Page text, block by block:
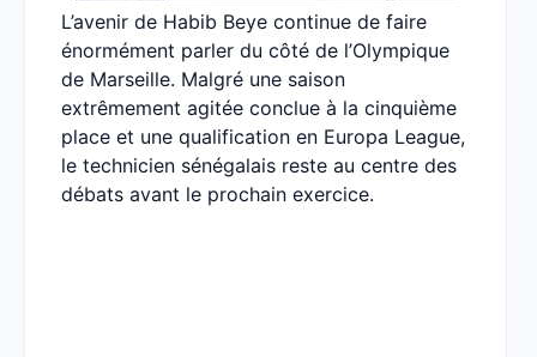
L’avenir de Habib Beye continue de faire
énormément parler du côté de l’Olympique
de Marseille. Malgré une saison
extrêmement agitée conclue à la cinquième
place et une qualification en Europa League,
le technicien sénégalais reste au centre des
débats avant le prochain exercice.